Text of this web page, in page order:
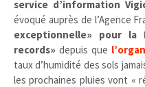
service d’information
évoqué auprès de l’Agence
exceptionnelle» pour la
records» depuis que
taux d’humidité des sols
les prochaines pluies vont «